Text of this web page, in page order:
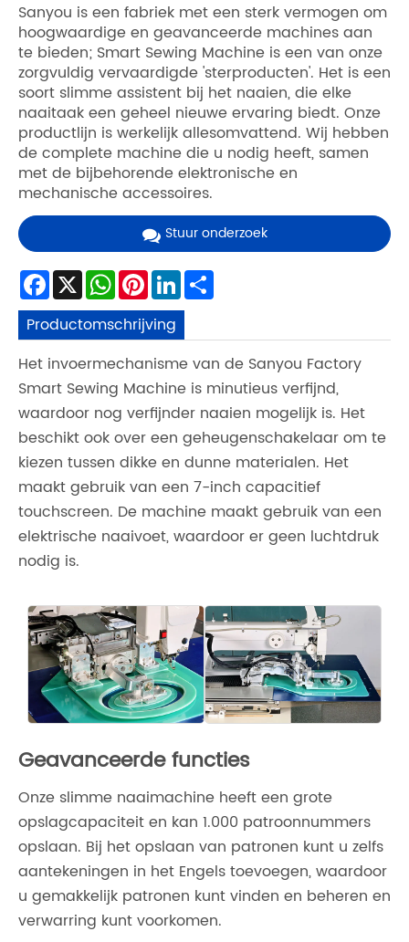
Sanyou is een fabriek met een sterk vermogen om
hoogwaardige en geavanceerde machines aan
te bieden; Smart Sewing Machine is een van onze
zorgvuldig vervaardigde 'sterproducten'. Het is een
soort slimme assistent bij het naaien, die elke
naaitaak een geheel nieuwe ervaring biedt. Onze
productlijn is werkelijk allesomvattend. Wij hebben
de complete machine die u nodig heeft, samen
met de bijbehorende elektronische en
mechanische accessoires.
Stuur onderzoek
Facebook
X WhatsApp
Pinterest
LinkedIn
Productomschrijving
Het invoermechanisme van de Sanyou Factory
Smart Sewing Machine is minutieus verfijnd,
waardoor nog verfijnder naaien mogelijk is. Het
beschikt ook over een geheugenschakelaar om te
kiezen tussen dikke en dunne materialen. Het
maakt gebruik van een 7-inch capacitief
touchscreen. De machine maakt gebruik van een
elektrische naaivoet, waardoor er geen luchtdruk
nodig is.
Geavanceerde functies
Onze slimme naaimachine heeft een grote
opslagcapaciteit en kan 1.000 patroonnummers
opslaan. Bij het opslaan van patronen kunt u zelfs
aantekeningen in het Engels toevoegen, waardoor
u gemakkelijk patronen kunt vinden en beheren en
verwarring kunt voorkomen.